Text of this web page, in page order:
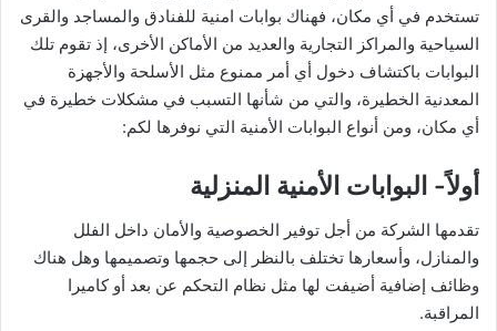
تستخدم في أي مكان، فهناك بوابات امنية للفنادق والمساجد والقرى
السياحية والمراكز التجارية والعديد من الأماكن الأخرى، إذ تقوم تلك
البوابات باكتشاف دخول أي أمر ممنوع مثل الأسلحة والأجهزة
المعدنية الخطيرة، والتي من شأنها التسبب في مشكلات خطيرة في
أي مكان، ومن أنواع البوابات الأمنية التي نوفرها لكم:
أولاً- البوابات الأمنية المنزلية
تقدمها الشركة من أجل توفير الخصوصية والأمان داخل الفلل
والمنازل، وأسعارها تختلف بالنظر إلى حجمها وتصميمها وهل هناك
وظائف إضافية أضيفت لها مثل نظام التحكم عن بعد أو كاميرا
المراقبة.